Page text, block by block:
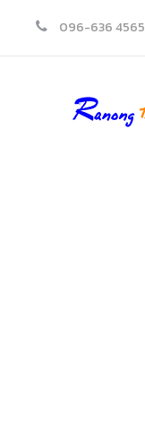
096-636 4565